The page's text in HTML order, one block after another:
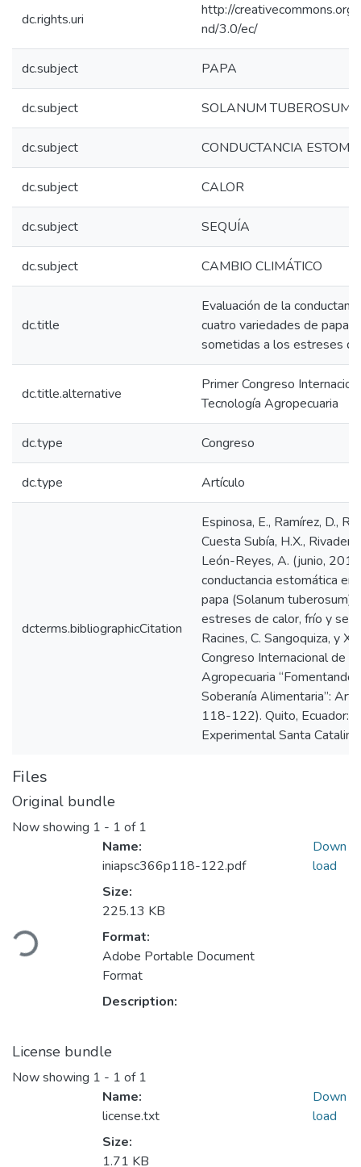
dc.rights.uri
http://
nd/3.0/ec/
dc.subject PAPA
dc.subject SOLANUM TUBEROSUM
dc.subject CONDUCTANCIA
dc.subject CALOR
dc.subject SEQUÍA
dc.subject CAMBIO CLIMÁTICO
dc.title
Evaluación de la
cuatro variedades de papa
sometidas a los estreses
dc.title.alternative
Primer Congreso
Tecnología Agropecuaria
dc.type Congreso
dc.type Artículo
dcterms.bibliographicCitation
Espinosa, E., Ramírez, D.,
Cuesta Subía, H.X.,
León-Reyes, A. (junio,
conductancia estomática
papa (Solanum tuberosum)
estreses de calor, frío y
Racines, C. Sangoquiza, y
Congreso Internacional de
Agropecuaria “Fomentando
Soberanía Alimentaria”:
118-122). Quito, Ecuador:
Experimental Santa Catalina.
Files
Original bundle
Now showing 1 - 1 of 1
Loading...
Name:
iniapsc366p118-122.pdf
Size:
225.13 KB
Format:
Adobe Portable Document
Format
Description:
Down
load
License bundle
Now showing 1 - 1 of 1
Name:
license.txt
Size:
1.71 KB
Down
load